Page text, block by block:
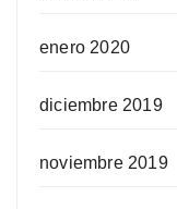
enero 2020
diciembre 2019
noviembre 2019